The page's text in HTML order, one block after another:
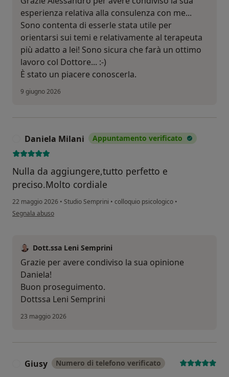
esperienza relativa alla consulenza con me...
Sono contenta di esserle stata utile per
orientarsi sui temi e relativamente al terapeuta
più adatto a lei! Sono sicura che farà un ottimo
lavoro col Dottore... :-)
È stato un piacere conoscerla.
9 giugno 2026
Daniela Milani Appuntamento verificato
Nulla da aggiungere,tutto perfetto e
preciso.Molto cordiale
22 maggio 2026 • Studio Semprini • colloquio psicologico •
secondo l'opinione dell'utente Daniela Milani
Segnala abuso
Dott.ssa Leni Semprini
Grazie per avere condiviso la sua opinione
Daniela!
Buon proseguimento.
Dottssa Leni Semprini
23 maggio 2026
Giusy Numero di telefono verificato